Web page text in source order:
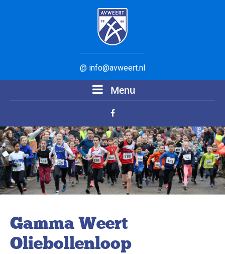
@ info@avweert.nl
Menu
Gamma Weert
Oliebollenloop